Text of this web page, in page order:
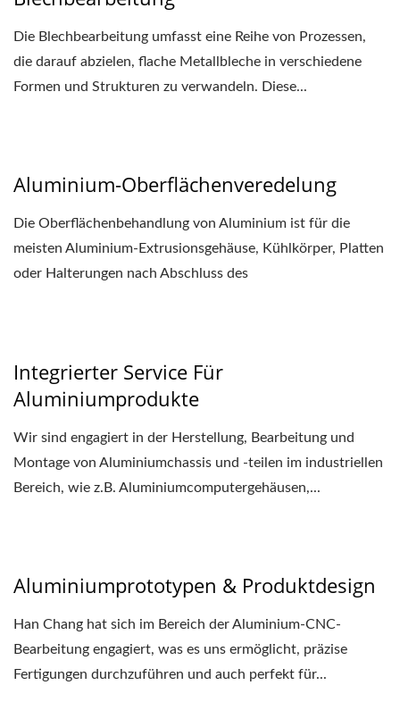
Die Blechbearbeitung umfasst eine Reihe von Prozessen,
die darauf abzielen, flache Metallbleche in verschiedene
Formen und Strukturen zu verwandeln. Diese...
Aluminium-Oberflächenveredelung
Die Oberflächenbehandlung von Aluminium ist für die
meisten Aluminium-Extrusionsgehäuse, Kühlkörper, Platten
oder Halterungen nach Abschluss des
Integrierter Service Für
Aluminiumprodukte
Wir sind engagiert in der Herstellung, Bearbeitung und
Montage von Aluminiumchassis und -teilen im industriellen
Bereich, wie z.B. Aluminiumcomputergehäusen,...
Aluminiumprototypen & Produktdesign
Han Chang hat sich im Bereich der Aluminium-CNC-
Bearbeitung engagiert, was es uns ermöglicht, präzise
Fertigungen durchzuführen und auch perfekt für...